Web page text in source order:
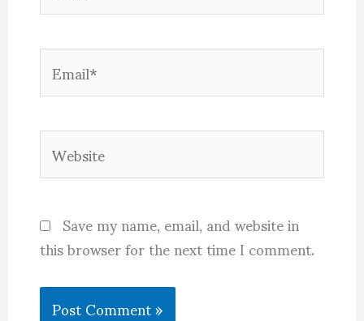
Email*
Website
Save my name, email, and website in
this browser for the next time I comment.